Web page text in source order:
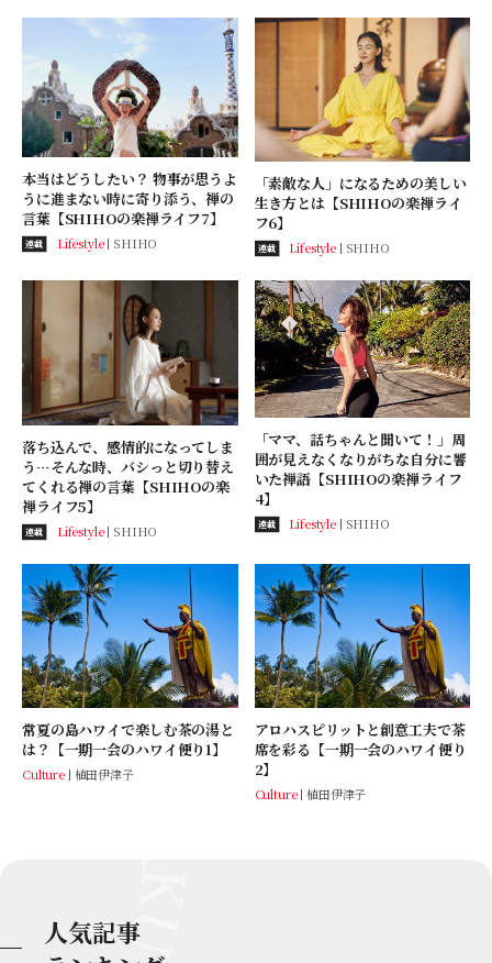
本当はどうしたい？ 物事が思うよ
うに進まない時に寄り添う、禅の
言葉【SHIHOの楽禅ライフ7】
連載 Lifestyle SHIHO
「素敵な人」になるための美しい
生き方とは【SHIHOの楽禅ライ
フ6】
連載 Lifestyle SHIHO
落ち込んで、感情的になってしま
う…そんな時、バシっと切り替え
てくれる禅の言葉【SHIHOの楽
禅ライフ5】
連載 Lifestyle SHIHO
「ママ、話ちゃんと聞いて！」周
囲が見えなくなりがちな自分に響
いた禅語【SHIHOの楽禅ライフ
4】
連載 Lifestyle SHIHO
常夏の島ハワイで楽しむ茶の湯と
は？【一期一会のハワイ便り1】
Culture 植田伊津子
アロハスピリットと創意工夫で茶
席を彩る【一期一会のハワイ便り
2】
Culture 植田伊津子
人気記事